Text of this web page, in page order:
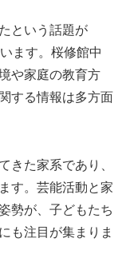
という話題が
ます。桜修館中
や家庭の教育方
する情報は多方面
きた家系であり、
す。芸能活動と家
勢が、子どもたち
も注目が集まりま